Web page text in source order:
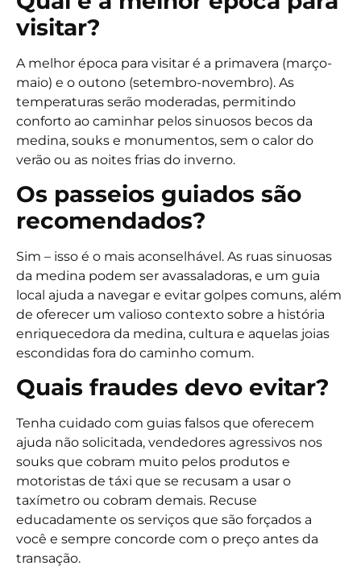
visitar?
A melhor época para visitar é a primavera (março-
maio) e o outono (setembro-novembro). As
temperaturas serão moderadas, permitindo
conforto ao caminhar pelos sinuosos becos da
medina, souks e monumentos, sem o calor do
verão ou as noites frias do inverno.
Os passeios guiados são
recomendados?
Sim – isso é o mais aconselhável. As ruas sinuosas
da medina podem ser avassaladoras, e um guia
local ajuda a navegar e evitar golpes comuns, além
de oferecer um valioso contexto sobre a história
enriquecedora da medina, cultura e aquelas joias
escondidas fora do caminho comum.
Quais fraudes devo evitar?
Tenha cuidado com guias falsos que oferecem
ajuda não solicitada, vendedores agressivos nos
souks que cobram muito pelos produtos e
motoristas de táxi que se recusam a usar o
taxímetro ou cobram demais. Recuse
educadamente os serviços que são forçados a
você e sempre concorde com o preço antes da
transação.